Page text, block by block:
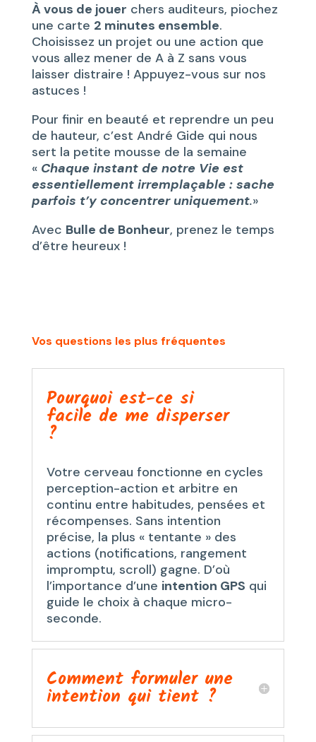
À vous de jouer chers auditeurs, piochez
une carte 2 minutes ensemble.
Choisissez un projet ou une action que
vous allez mener de A à Z sans vous
laisser distraire ! Appuyez-vous sur nos
astuces !
Pour finir en beauté et reprendre un peu
de hauteur, c’est André Gide qui nous
sert la petite mousse de la semaine
« Chaque instant de notre Vie est
essentiellement irremplaçable : sache
parfois t’y concentrer uniquement.»
Avec Bulle de Bonheur, prenez le temps
d’être heureux !
Vos questions les plus fréquentes
Pourquoi est-ce si
facile de me disperser
?
Votre cerveau fonctionne en cycles
perception-action et arbitre en
continu entre habitudes, pensées et
récompenses. Sans intention
précise, la plus « tentante » des
actions (notifications, rangement
impromptu, scroll) gagne. D’où
l’importance d’une intention GPS qui
guide le choix à chaque micro-
seconde.
Comment formuler une
intention qui tient ?